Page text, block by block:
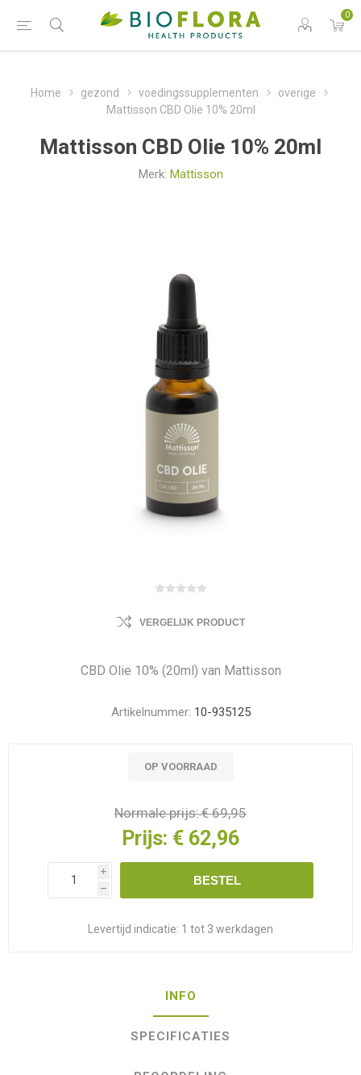
0
Home gezond voedingssupplementen
overige
Mattisson CBD Olie 10% 20ml
Mattisson CBD Olie 10% 20ml
Merk: Mattisson
VERGELIJK PRODUCT
CBD Olie 10% (20ml) van Mattisson
Artikelnummer: 10-935125
OP VOORRAAD
Normale prijs:€ 69,95
Prijs: € 62,96
i
h
BESTEL
Levertijd indicatie: 1 tot 3 werkdagen
INFO
SPECIFICATIES